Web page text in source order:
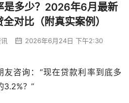
是多少？2026年6月最新
对比（附真实案例）
2026年6月24日 下午2:30
咨询：“现在贷款利率到底多
3.2%？”